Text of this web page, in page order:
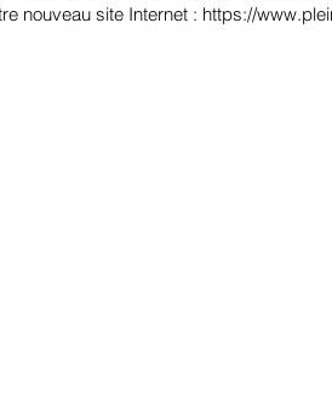
nouveau site Internet : https://